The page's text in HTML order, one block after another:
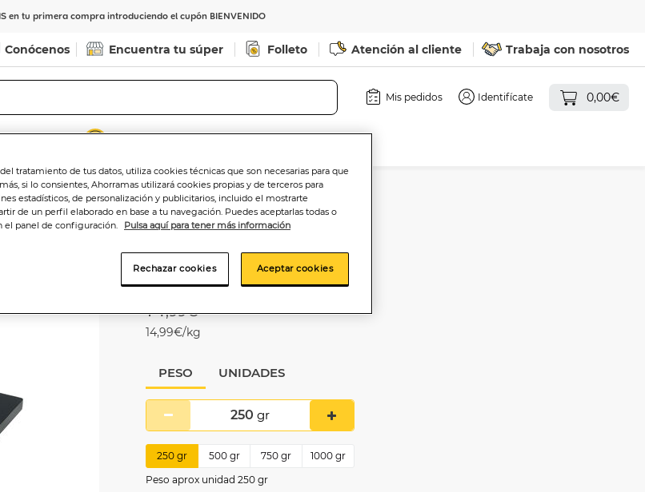
en tu primera compra introduciendo el cupón BIENVENIDO
Conócenos Encuentra tu súper Folleto Atención al cliente Trabaja con nosotros
Mis pedidos Identifícate 0,00€
Rape blanco hueso
14,99€
14,99€/kg
PESO UNIDADES
250 gr
250 gr 500 gr 750 gr 1000 gr
Peso aprox unidad 250 gr
tratamiento de tus datos, utiliza cookies técnicas que son necesarias para que
si lo consientes, Ahorramas utilizará cookies propias y de terceros para
estadísticos, de personalización y publicitarios, incluido el mostrarte
de un perfil elaborado en base a tu navegación. Puedes aceptarlas todas o
el panel de configuración.
Pulsa aquí para tener más información
Rechazar cookies Aceptar cookies